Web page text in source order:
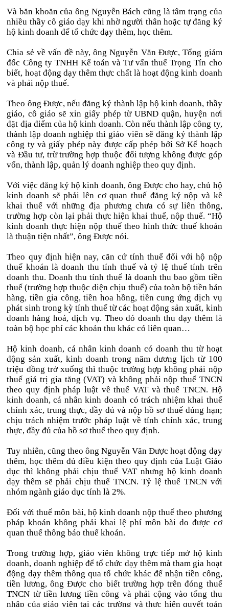
Và băn khoăn của ông Nguyễn Bách cũng là tâm trạng của
nhiều thầy cô giáo dạy khi nhờ người thân hoặc tự đăng ký
hộ kinh doanh để tổ chức dạy thêm, học thêm.
Chia sẻ về vấn đề này, ông Nguyễn Văn Được, Tổng giám
đốc Công ty TNHH Kế toán và Tư vấn thuế Trọng Tín cho
biết, hoạt động dạy thêm thực chất là hoạt động kinh doanh
và phải nộp thuế.
Theo ông Được, nếu đăng ký thành lập hộ kinh doanh, thầy
giáo, cô giáo sẽ xin giấy phép từ UBND quận, huyện nơi
đặt địa điểm của hộ kinh doanh. Còn nếu thành lập công ty,
thành lập doanh nghiệp thì giáo viên sẽ đăng ký thành lập
công ty và giấy phép này được cấp phép bởi Sở Kế hoạch
và Đầu tư, trừ trường hợp thuộc đối tượng không được góp
vốn, thành lập, quản lý doanh nghiệp theo quy định.
Với việc đăng ký hộ kinh doanh, ông Được cho hay, chủ hộ
kinh doanh sẽ phải lên cơ quan thuế đăng ký nộp và kê
khai thuế với những địa phương chưa có sự liên thông,
trường hợp còn lại phải thực hiện khai thuế, nộp thuế. “Hộ
kinh doanh thực hiện nộp thuế theo hình thức thuế khoán
là thuận tiện nhất”, ông Được nói.
Theo quy định hiện nay, căn cứ tính thuế đối với hộ nộp
thuế khoán là doanh thu tính thuế và tỷ lệ thuế tính trên
doanh thu. Doanh thu tính thuế là doanh thu bao gồm tiền
thuế (trường hợp thuộc diện chịu thuế) của toàn bộ tiền bán
hàng, tiền gia công, tiền hoa hồng, tiền cung ứng dịch vụ
phát sinh trong kỳ tính thuế từ các hoạt động sản xuất, kinh
doanh hàng hoá, dịch vụ. Theo đó doanh thu dạy thêm là
toàn bộ học phí các khoản thu khác có liên quan…
Hộ kinh doanh, cá nhân kinh doanh có doanh thu từ hoạt
động sản xuất, kinh doanh trong năm dương lịch từ 100
triệu đồng trở xuống thì thuộc trường hợp không phải nộp
thuế giá trị gia tăng (VAT) và không phải nộp thuế TNCN
theo quy định pháp luật về thuế VAT và thuế TNCN. Hộ
kinh doanh, cá nhân kinh doanh có trách nhiệm khai thuế
chính xác, trung thực, đầy đủ và nộp hồ sơ thuế đúng hạn;
chịu trách nhiệm trước pháp luật về tính chính xác, trung
thực, đầy đủ của hồ sơ thuế theo quy định.
Tuy nhiên, cũng theo ông Nguyễn Văn Được hoạt động dạy
thêm, học thêm đủ điều kiện theo quy định của Luật Giáo
dục thì không phải chịu thuế VAT nhưng hộ kinh doanh
dạy thêm sẽ phải chịu thuế TNCN. Tỷ lệ thuế TNCN với
nhóm ngành giáo dục tính là 2%.
Đối với thuế môn bài, hộ kinh doanh nộp thuế theo phương
pháp khoán không phải khai lệ phí môn bài do được cơ
quan thuế thông báo thuế khoán.
Trong trường hợp, giáo viên không trực tiếp mở hộ kinh
doanh, doanh nghiệp để tổ chức dạy thêm mà tham gia hoạt
động dạy thêm thông qua tổ chức khác để nhận tiền công,
tiền lương, ông Được cho biết trường hợp trên đóng thuế
TNCN từ tiền lương tiền công và phải cộng vào tổng thu
nhập của giáo viên tại các trường và thực hiện quyết toán